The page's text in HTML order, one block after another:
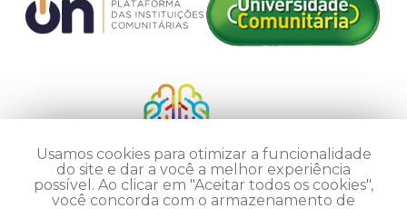
Usamos cookies para otimizar a funcionalidade
do site e dar a você a melhor experiência
possível. Ao clicar em "Aceitar todos os cookies",
você concorda com o armazenamento de